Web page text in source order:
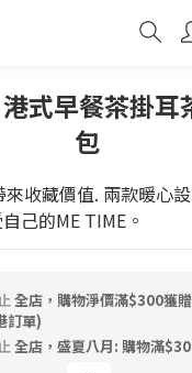
式早餐茶掛耳
包
收藏價值. 兩款暖心
己的ME TIME。
全店，購物淨價滿$300獲
訂單)
全店，盛夏八月: 購物滿